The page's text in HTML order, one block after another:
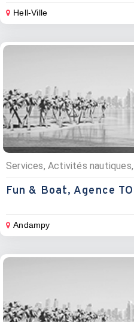
Hell-Ville
Fun & Boat, Agence
Andampy